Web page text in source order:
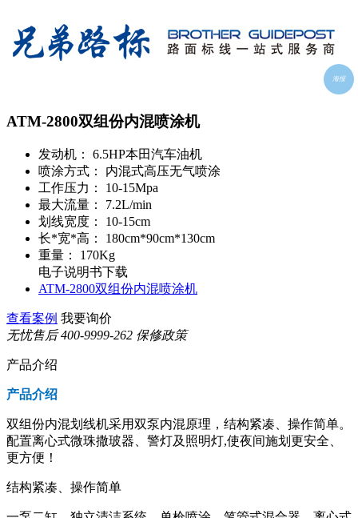
ATM-2800双组份内混喷涂机
发动机：
6.5HP本田汽车油机
喷涂方式：
内混式高压无气喷涂
工作压力：
10-15Mpa
最大流量：
7.2L/min
划线宽度：
10-15cm
长*宽*高：
180cm*90cm*130cm
重量：
170Kg
电子说明书下载
ATM-2800双组份内混喷涂机
查看案例 我要询价
无忧售后 400-9999-262 保修政策
产品介绍
产品介绍
双组份内混划线机采用双泵内混原理，结构紧凑、操作简单。
配置离心式微珠撒玻器、警灯及照明灯,使夜间施划更安全、
更方便！
结构紧凑、操作简单
海报